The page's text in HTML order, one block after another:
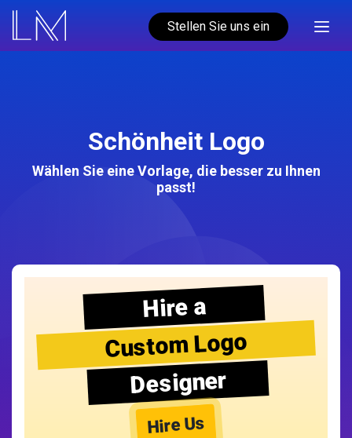
Stellen Sie uns ein
Schönheit Logo
Wählen Sie eine Vorlage, die besser zu Ihnen
passt!
Hire a
Custom Logo
Designer
Hire Us